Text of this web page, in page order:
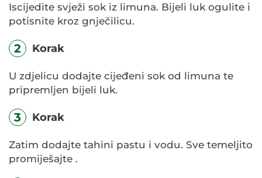
Iscijedite svježi sok iz limuna. Bijeli luk ogulite i
potisnite kroz gnječilicu.
2 Korak
U zdjelicu dodajte cijeđeni sok od limuna te
pripremljen bijeli luk.
3 Korak
Zatim dodajte tahini pastu i vodu. Sve temeljito
promiješajte .